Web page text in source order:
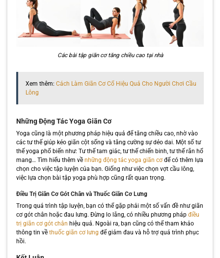
Các bài tập giãn cơ tăng chiều cao tại nhà
Xem thêm: Cách Làm Giãn Cơ Cổ Hiệu Quả Cho Người Chơi Cầu
Lông
Những Động Tác Yoga Giãn Cơ
Yoga cũng là một phương pháp hiệu quả để tăng chiều cao, nhờ vào
các tư thế giúp kéo giãn cột sống và tăng cường sự dẻo dai. Một số tư
thế yoga phổ biến như: Tư thế tam giác, tư thế chiến binh, tư thế rắn hổ
mang… Tìm hiểu thêm về những động tác yoga giãn cơđể có thêm lựa
chọn cho việc tập luyện của bạn. Giống như việc chọn vợt cầu lông,
việc lựa chọn bài tập yoga phù hợp cũng rất quan trọng.
Điều Trị Giãn Cơ Gót Chân và Thuốc Giãn Cơ Lưng
Trong quá trình tập luyện, bạn có thể gặp phải một số vấn đề như giãn
cơ gót chân hoặc đau lưng. Đừng lo lắng, có nhiều phương pháp điều
trị giãn cơ gót chân hiệu quả. Ngoài ra, bạn cũng có thể tham khảo
thông tin về thuốc giãn cơ lưng để giảm đau và hỗ trợ quá trình phục
hồi.